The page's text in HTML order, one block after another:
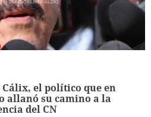
Cálix, el político que en
allanó su camino a la
del CN